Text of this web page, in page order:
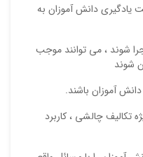
یادگیری دانش آموزان به
شوند ، می توانند موجب
شوند
آموزان باشند.
تکالیف چالشی ، کاربرد